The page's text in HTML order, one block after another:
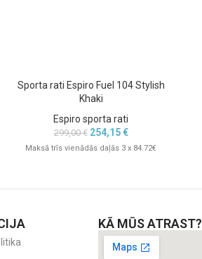
Sporta rati Espiro Fuel 104 Stylish
Khaki
Espiro sporta rati
299,00€ 254,15€
Maksā trīs vienādās daļās 3 x 84.72€
KĀ MŪS ATRAST?